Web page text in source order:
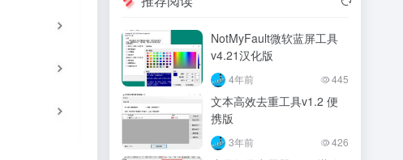
NotMyFault微软蓝屏工具
v4.21汉化版
4年前 445
文本高效去重工具v1.2 便
携版
3年前 426